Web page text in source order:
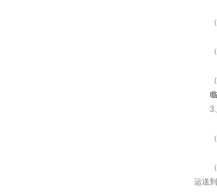
（1
（2
（3
3、
（1
（2
运送